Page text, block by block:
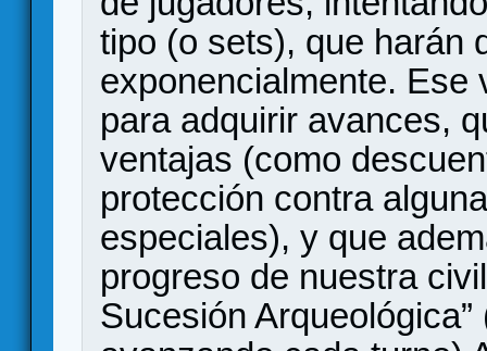
tipo (o sets), que harán
exponencialmente. Ese
para adquirir avances,
ventajas (como
protección contra
especiales), y que
progreso de nuestra
Sucesión